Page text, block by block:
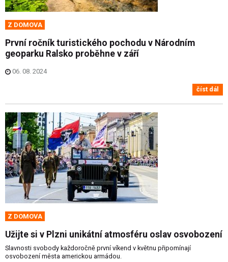
Z DOMOVA
První ročník turistického pochodu v Národním
geoparku Ralsko proběhne v září
06. 08. 2024
číst dál
Z DOMOVA
Užijte si v Plzni unikátní atmosféru oslav osvobození
Slavnosti svobody každoročně první víkend v květnu připomínají
osvobození města americkou armádou.